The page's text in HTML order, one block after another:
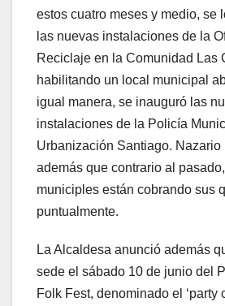
estos cuatro meses y medio, se
las nuevas instalaciones de la
Reciclaje en la Comunidad Las
habilitando un local municipal
igual manera, se inauguró las
instalaciones de la Policía
Urbanización Santiago. Nazario
además que contrario al
municiples están cobrando sus
puntualmente.
La Alcaldesa anunció además
sede el sábado 10 de junio del
Folk Fest, denominado el ‘party